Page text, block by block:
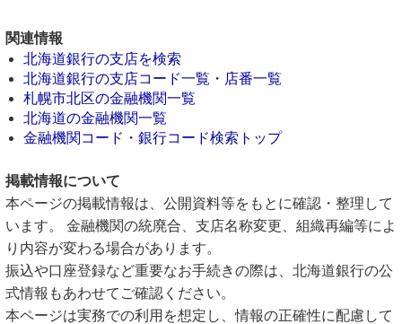
関連情報
北海道銀行の支店を検索
北海道銀行の支店コード一覧・店番一覧
札幌市北区の金融機関一覧
北海道の金融機関一覧
金融機関コード・銀行コード検索トップ
掲載情報について
本ページの掲載情報は、公開資料等をもとに確認・整理して
います。 金融機関の統廃合、支店名称変更、組織再編等によ
り内容が変わる場合があります。
振込や口座登録など重要なお手続きの際は、北海道銀行の公
式情報もあわせてご確認ください。
本ページは実務での利用を想定し、情報の正確性に配慮して